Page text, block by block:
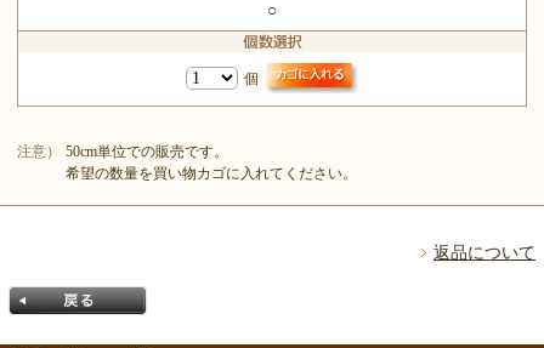
○
個
注意）
50cm単位での販売です。
希望の数量を買い物カゴに入れてください。
返品について